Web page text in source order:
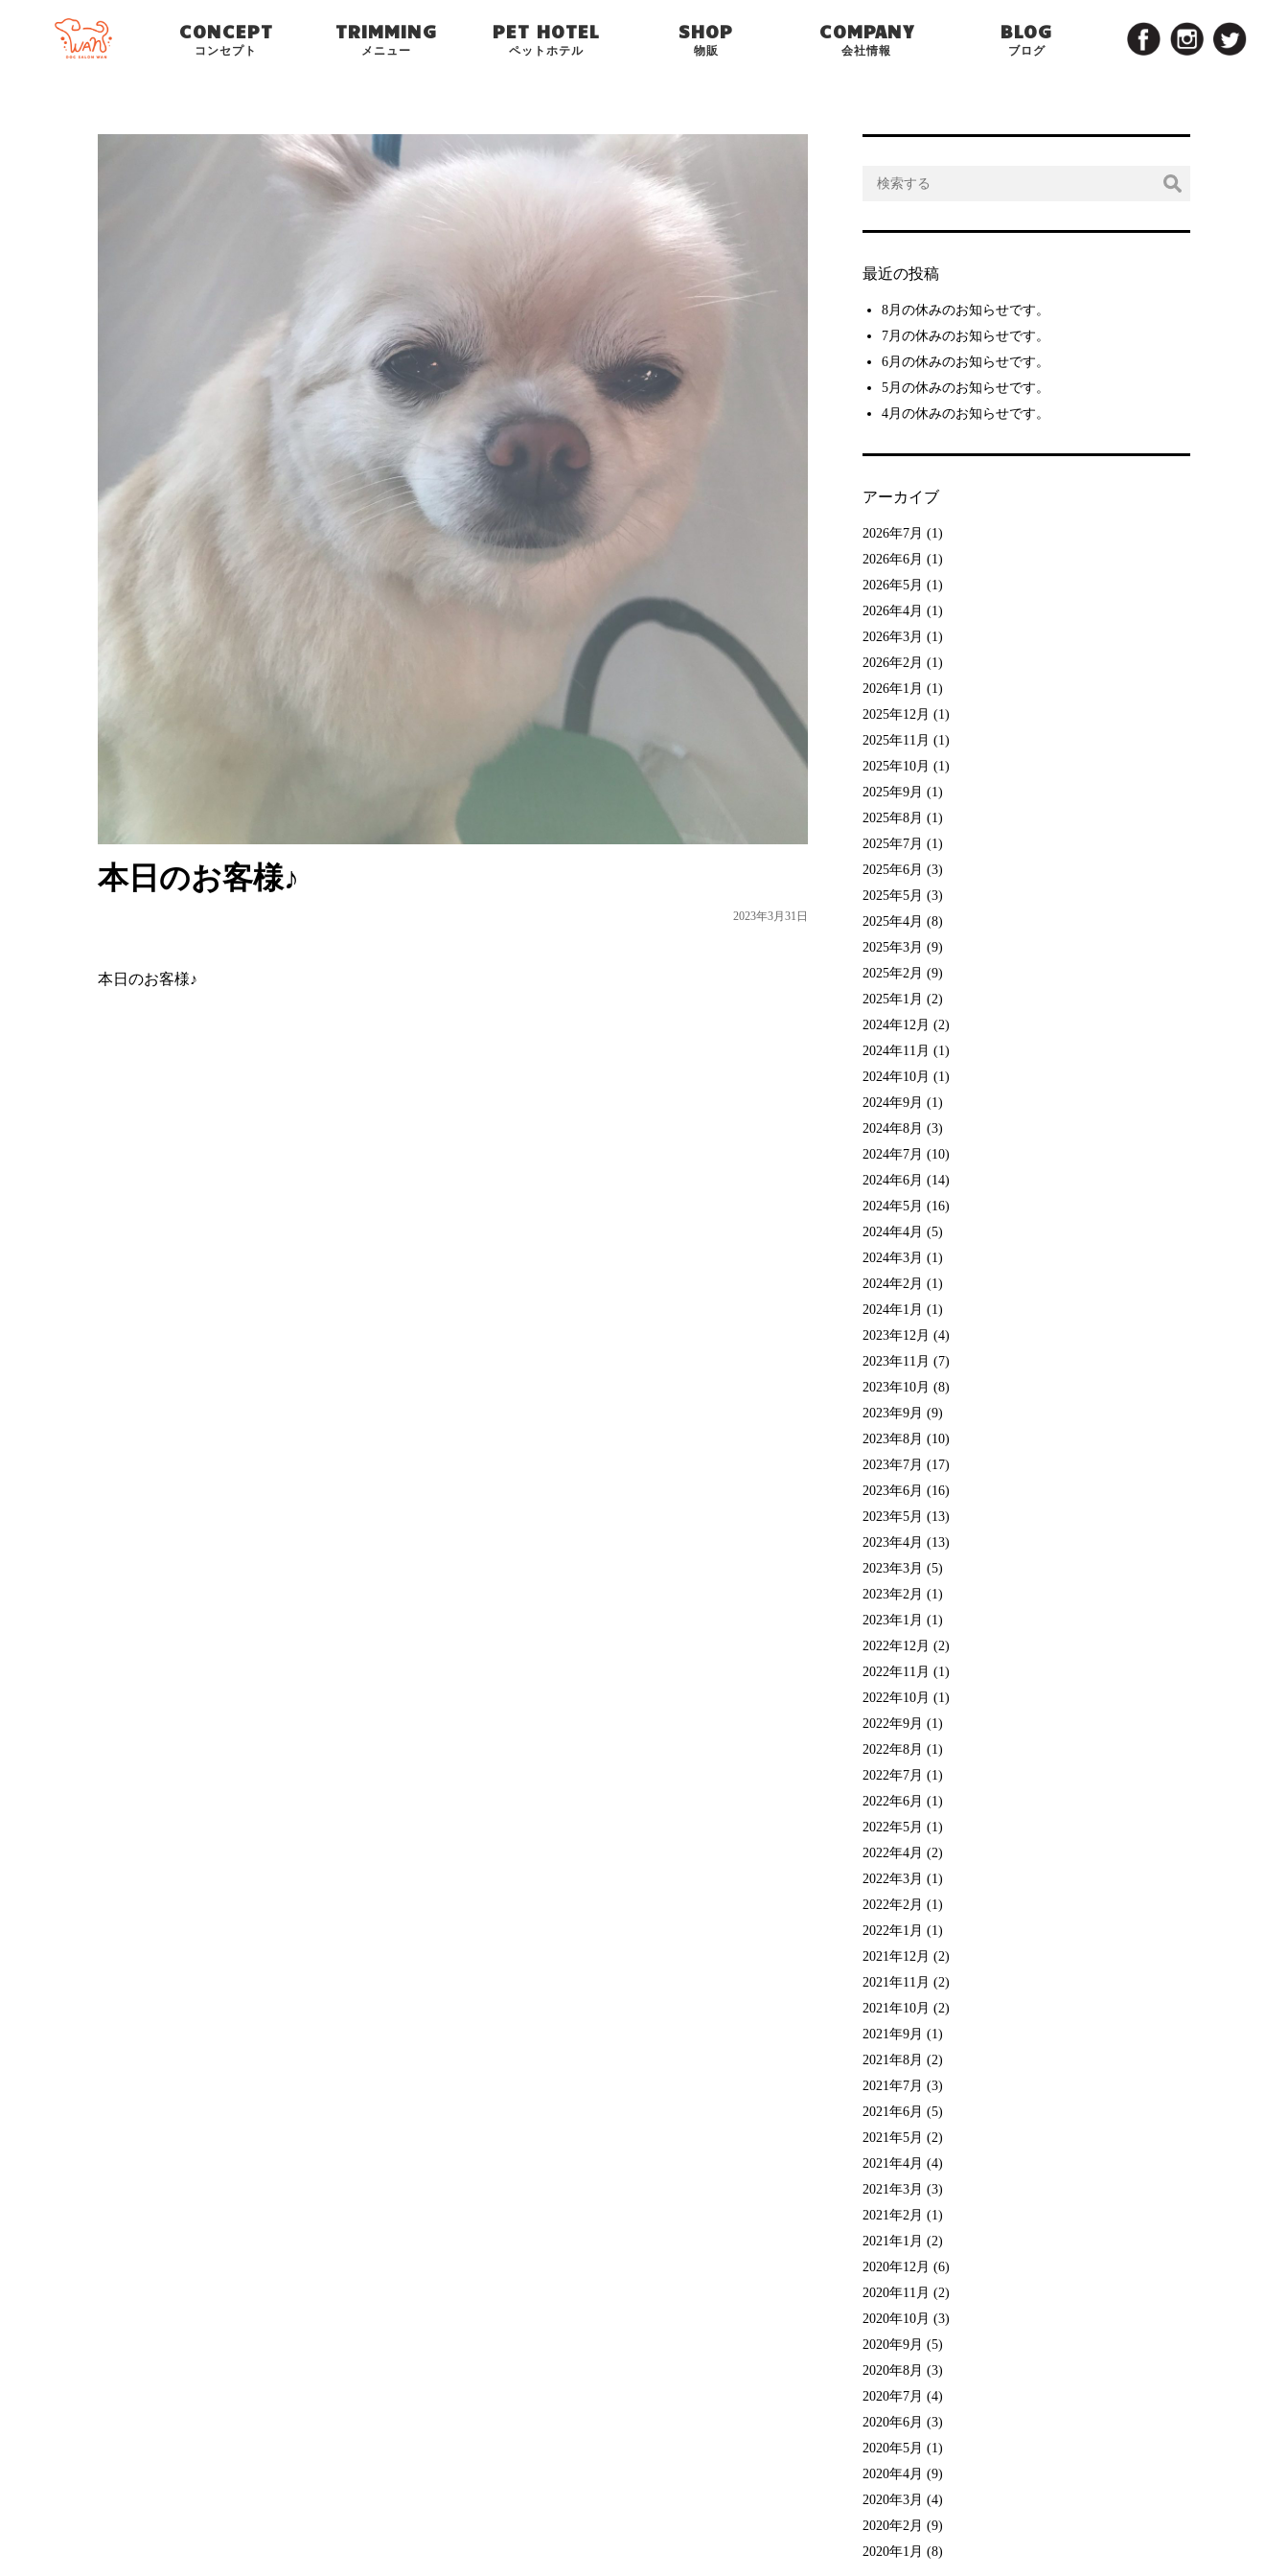
CONCEPT
コンセプト
TRIMMING
メニュー
PET HOTEL
ペットホテル
SHOP
物販
COMPANY
会社情報
BLOG
ブログ
本日のお客様♪
2023年3月31日
本日のお客様♪
最近の投稿
8月の休みのお知らせです。
7月の休みのお知らせです。
6月の休みのお知らせです。
5月の休みのお知らせです。
4月の休みのお知らせです。
アーカイブ
2026年7月 (1)
2026年6月 (1)
2026年5月 (1)
2026年4月 (1)
2026年3月 (1)
2026年2月 (1)
2026年1月 (1)
2025年12月 (1)
2025年11月 (1)
2025年10月 (1)
2025年9月 (1)
2025年8月 (1)
2025年7月 (1)
2025年6月 (3)
2025年5月 (3)
2025年4月 (8)
2025年3月 (9)
2025年2月 (9)
2025年1月 (2)
2024年12月 (2)
2024年11月 (1)
2024年10月 (1)
2024年9月 (1)
2024年8月 (3)
2024年7月 (10)
2024年6月 (14)
2024年5月 (16)
2024年4月 (5)
2024年3月 (1)
2024年2月 (1)
2024年1月 (1)
2023年12月 (4)
2023年11月 (7)
2023年10月 (8)
2023年9月 (9)
2023年8月 (10)
2023年7月 (17)
2023年6月 (16)
2023年5月 (13)
2023年4月 (13)
2023年3月 (5)
2023年2月 (1)
2023年1月 (1)
2022年12月 (2)
2022年11月 (1)
2022年10月 (1)
2022年9月 (1)
2022年8月 (1)
2022年7月 (1)
2022年6月 (1)
2022年5月 (1)
2022年4月 (2)
2022年3月 (1)
2022年2月 (1)
2022年1月 (1)
2021年12月 (2)
2021年11月 (2)
2021年10月 (2)
2021年9月 (1)
2021年8月 (2)
2021年7月 (3)
2021年6月 (5)
2021年5月 (2)
2021年4月 (4)
2021年3月 (3)
2021年2月 (1)
2021年1月 (2)
2020年12月 (6)
2020年11月 (2)
2020年10月 (3)
2020年9月 (5)
2020年8月 (3)
2020年7月 (4)
2020年6月 (3)
2020年5月 (1)
2020年4月 (9)
2020年3月 (4)
2020年2月 (9)
2020年1月 (8)